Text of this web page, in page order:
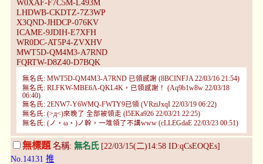
W0XAF-F7C5M-L493M
LHDWB-CKDTZ-7Z3WP
X3QND-JHDCP-076KV
ICAME-9JDIH-E7XFH
WR0DC-AT5P4-ZVXHV
MWT5D-QM4M3-A7RND
FQRTW-D8Z40-D7BQK
無名氏: MWT5D-QM4M3-A7RND 已領感謝 (8BCINFJA 22/03/16 21:54)
無名氏: RLFKW-MBE6A-QKL4K，已領感謝！ (Aq9b1w8w 22/03/18
06:40)
無名氏: 2ENW7-Y6WMQ-FWTY9已領 (VRziJxqI 22/03/19 06:22)
無名氏: (>д<)來晚了 全部被領走 (l5EKa926 22/03/21 22:25)
無名氏: (ノ・ω・)ノ幹，一堆領了不講www (cLLEGdaE 22/03/23 00:51)
無標題 名稱: 無名氏[22/03/15(二)14:58 ID:qCsEOQEs]
No.14131 推